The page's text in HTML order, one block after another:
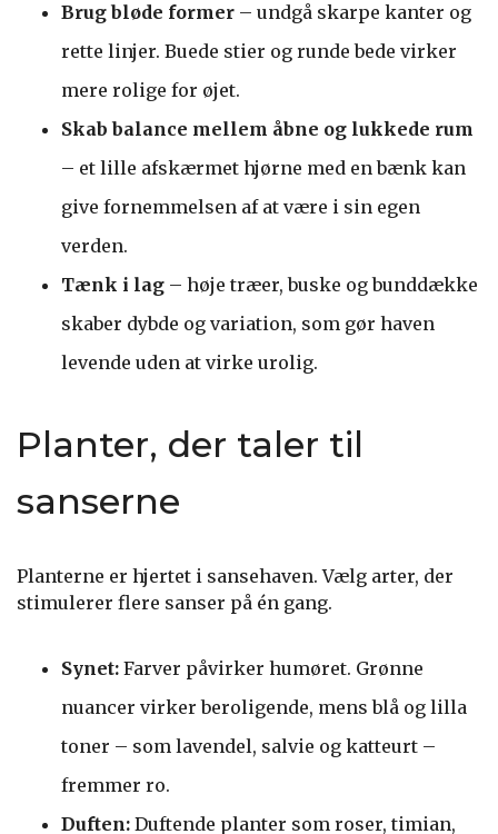
Brug bløde former – undgå skarpe kanter og
rette linjer. Buede stier og runde bede virker
mere rolige for øjet.
Skab balance mellem åbne og lukkede rum
– et lille afskærmet hjørne med en bænk kan
give fornemmelsen af at være i sin egen
verden.
Tænk i lag – høje træer, buske og bunddække
skaber dybde og variation, som gør haven
levende uden at virke urolig.
Planter, der taler til
sanserne
Planterne er hjertet i sansehaven. Vælg arter, der
stimulerer flere sanser på én gang.
Synet: Farver påvirker humøret. Grønne
nuancer virker beroligende, mens blå og lilla
toner – som lavendel, salvie og katteurt –
fremmer ro.
Duften: Duftende planter som roser, timian,